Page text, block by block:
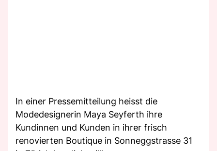
In einer Pressemitteilung heisst die
Modedesignerin Maya Seyferth ihre
Kundinnen und Kunden in ihrer frisch
renovierten Boutique in Sonneggstrasse 31